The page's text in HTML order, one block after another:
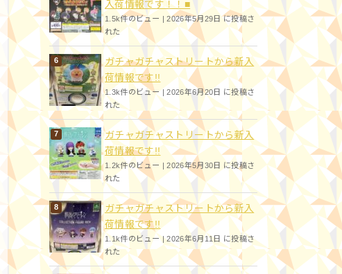
入荷情報です！！■
1.5k件のビュー |2026年5月29日 に投稿さ
れた
ガチャガチャストリートから新入
荷情報です!!
1.3k件のビュー|2026年6月20日 に投稿さ
れた
ガチャガチャストリートから新入
荷情報です!!
1.2k件のビュー |2026年5月30日 に投稿さ
れた
ガチャガチャストリートから新入
荷情報です!!
1.1k件のビュー|2026年6月11日 に投稿さ
れた